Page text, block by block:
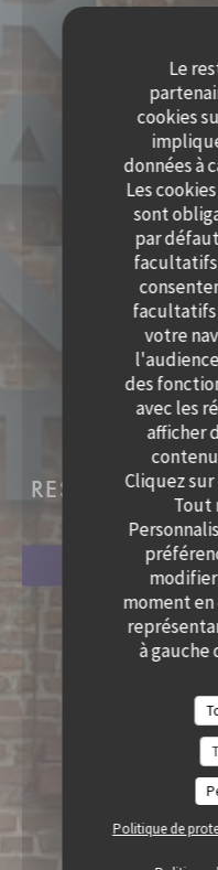
Le
cookies
données à
Les
sont
par
facultatifs
votre
des
avec les
afficher
Cliquez sur
Tout
moment
à gauche
Politique de
LE
LE LION
RESTAURANT